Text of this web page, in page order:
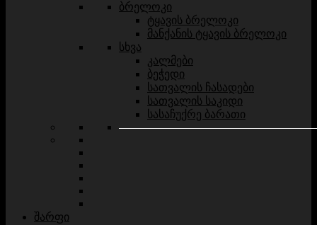
ბრელოკი
ტყავის ბრელოკი
მანქანის ტყავის ბრელოკი
სხვა
კალმები
ბეჭედი
სათვალის ჩასადები
სათვალის საკიდი
სასაჩუქრე ბარათი
შარფი